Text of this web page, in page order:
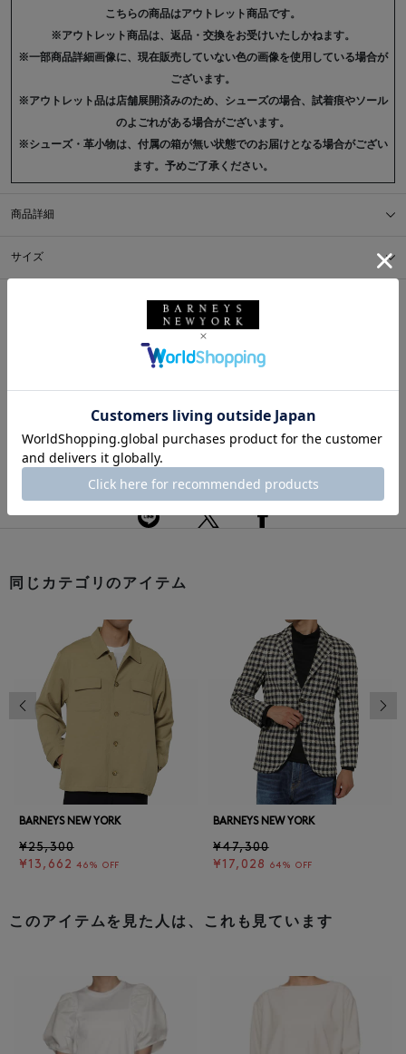
こちらの商品はアウトレット商品です。
※アウトレット商品は、返品・交換をお受けいたしかねます。
※一部商品詳細画像に、現在販売していない色の画像を使用している場合が
ございます。
※アウトレット品は店舗展開済みのため、シューズの場合、試着痕やソール
のよごれがある場合がございます。
※シューズ・革小物は、付属の箱が無い状態でのお届けとなる場合がござい
ます。予めご了承ください。
商品詳細
サイズ
※採寸の詳細につきましては、サイズガイドをご覧ください。
配送について
このアイテムをシェアする
同じカテゴリのアイテム
BARNEYS NEW YORK
¥25,300
¥13,662 46% OFF
BARNEYS NEW YORK
¥47,300
¥17,028
64% OFF
前の画像
このアイテムを見た人は、これも見ています